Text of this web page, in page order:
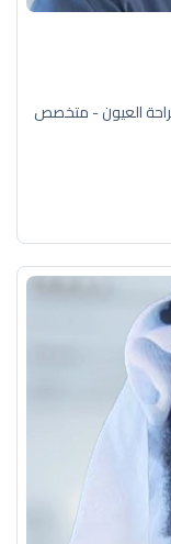
العيون - متخصص